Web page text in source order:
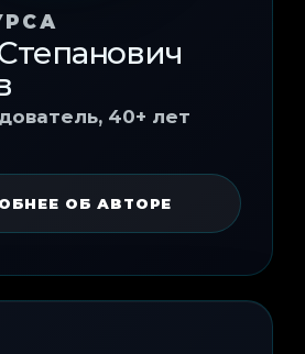
40+ лет
ОБ АВТОРЕ